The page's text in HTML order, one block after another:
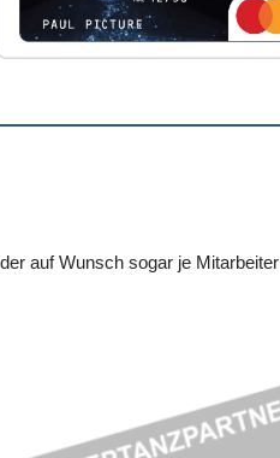
auf Wunsch sogar je Mitarbeiter